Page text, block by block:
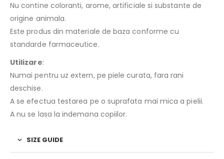
Nu contine coloranti, arome, artificiale si substante de
origine animala.
Este produs din materiale de baza conforme cu
standarde farmaceutice.
Utilizare:
Numai pentru uz extern, pe piele curata, fara rani
deschise.
A se efectua testarea pe o suprafata mai mica a pielii.
A nu se lasa la indemana copiilor.
SIZE GUIDE